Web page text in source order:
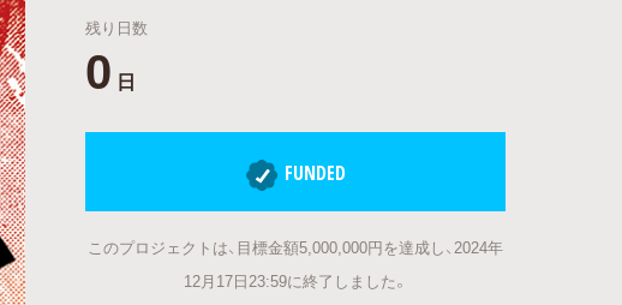
残り日数
0 日
FUNDED
このプロジェクトは、目標金額5,000,000円を達成し、2024年
12月17日23:59に終了しました。